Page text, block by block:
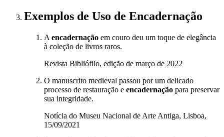
Exemplos de Uso de Encadernação
A encadernação em couro deu um toque de elegância
à coleção de livros raros.
Revista Bibliófilo, edição de março de 2022
O manuscrito medieval passou por um delicado
processo de restauração e encadernação para preservar
sua integridade.
Notícia do Museu Nacional de Arte Antiga, Lisboa,
15/09/2021